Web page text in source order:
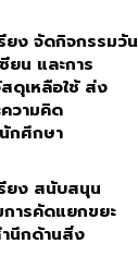
ยง จัดกิจกรรมวัน
ยน และการ
ดุเหลือใช้ ส่ง
วามคิด
กศึกษา
ยง สนับสนุน
ารคัดแยกขยะ
นึกด้านสิ่ง